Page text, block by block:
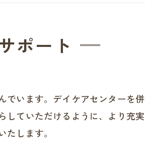
ポート
います。デイケアセンターを
していただけるように、より充
します。